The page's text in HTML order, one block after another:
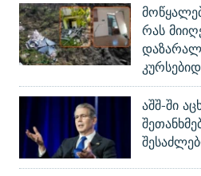
რას
აშშ-ში